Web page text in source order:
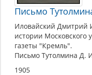
Письмо
Иловайский Дмитрий
истории Московского
газеты "Кремль".
Письмо Тутолмина Д.
1905